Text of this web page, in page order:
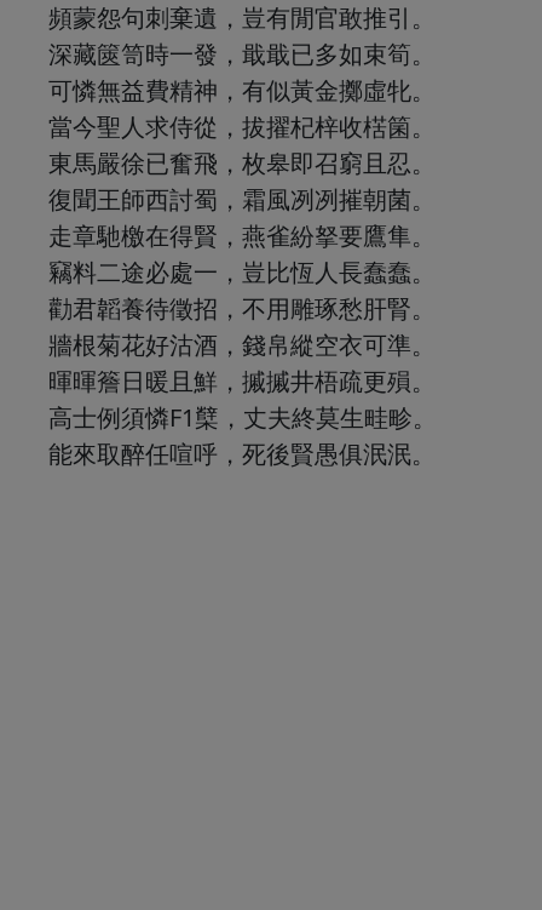
頻蒙怨句刺棄遺，豈有閒官敢推引。
深藏篋笥時一發，戢戢已多如束筍。
可憐無益費精神，有似黃金擲虛牝。
當今聖人求侍從，拔擢杞梓收楛箘。
東馬嚴徐已奮飛，枚皋即召窮且忍。
復聞王師西討蜀，霜風冽冽摧朝菌。
走章馳檄在得賢，燕雀紛拏要鷹隼。
竊料二途必處一，豈比恆人長蠢蠢。
勸君韜養待徵招，不用雕琢愁肝腎。
牆根菊花好沽酒，錢帛縱空衣可準。
暉暉簷日暖且鮮，摵摵井梧疏更殞。
高士例須憐F1櫱，丈夫終莫生畦畛。
能來取醉任喧呼，死後賢愚俱泯泯。